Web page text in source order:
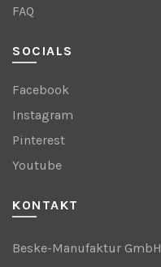
FAQ
SOCIALS
Facebook
Instagram
Pinterest
Youtube
KONTAKT
Beske-Manufaktur GmbH